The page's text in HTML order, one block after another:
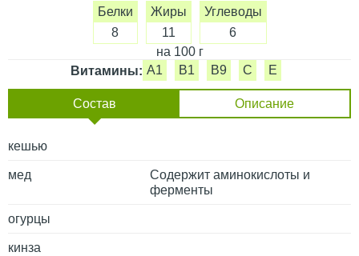
Белки
8
Жиры
11
Углеводы
6
на 100 г
Витамины: A1 B1 B9 C E
Состав Описание
кешью
мед
Содержит аминокислоты и
ферменты
огурцы
кинза